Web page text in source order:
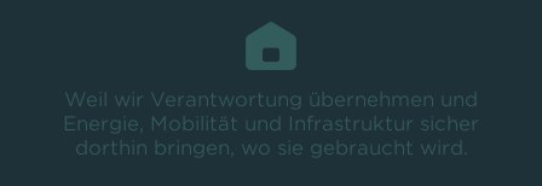
Weil wir Verantwortung übernehmen und
Energie, Mobilität und Infrastruktur sicher
dorthin bringen, wo sie gebraucht wird.